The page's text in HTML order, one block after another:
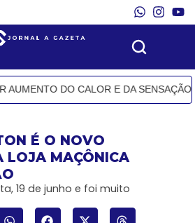
DO CALOR E DA SENSAÇÃO
É O NOVO
LOJA MAÇÔNICA
19 de junho e foi muito